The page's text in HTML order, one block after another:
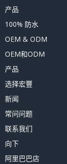
产品
100% 防水
OEM & ODM
OEM和ODM
产品
选择宏豐
新闻
常问问题
联系我们
向下
阿里巴巴店